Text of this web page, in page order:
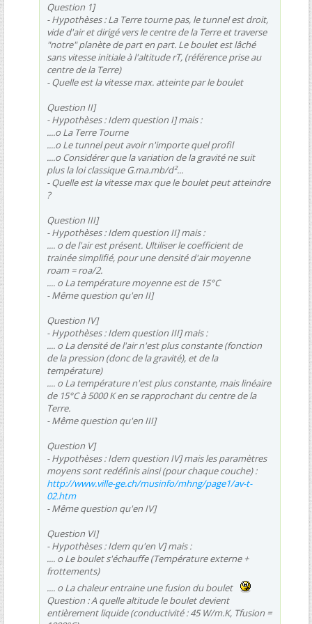
Question 1]
- Hypothèses : La Terre tourne pas, le tunnel est droit,
vide d'air et dirigé vers le centre de la Terre et traverse
"notre" planète de part en part. Le boulet est lâché
sans vitesse initiale à l'altitude rT, (référence prise au
centre de la Terre)
- Quelle est la vitesse max. atteinte par le boulet
Question II]
- Hypothèses : Idem question I] mais :
....o La Terre Tourne
....o Le tunnel peut avoir n'importe quel profil
....o Considérer que la variation de la gravité ne suit
plus la loi classique G.ma.mb/d²...
- Quelle est la vitesse max que le boulet peut atteindre
?
Question III]
- Hypothèses : Idem question II] mais :
.... o de l'air est présent. Ultiliser le coefficient de
trainée simplifié, pour une densité d'air moyenne
roam = roa/2.
.... o La température moyenne est de 15°C
- Même question qu'en II]
Question IV]
- Hypothèses : Idem question III] mais :
.... o La densité de l'air n'est plus constante (fonction
de la pression (donc de la gravité), et de la
température)
.... o La température n'est plus constante, mais linéaire
de 15°C à 5000 K en se rapprochant du centre de la
Terre.
- Même question qu'en III]
Question V]
- Hypothèses : Idem question IV] mais les paramètres
moyens sont redéfinis ainsi (pour chaque couche) :
http://www.ville-ge.ch/musinfo/mhng/page1/av-t-
02.htm
- Même question qu'en IV]
Question VI]
- Hypothèses : Idem qu'en V] mais :
.... o Le boulet s'échauffe (Température externe +
frottements)
.... o La chaleur entraine une fusion du boulet
Question : A quelle altitude le boulet devient
entièrement liquide (conductivité : 45 W/m.K, Tfusion =